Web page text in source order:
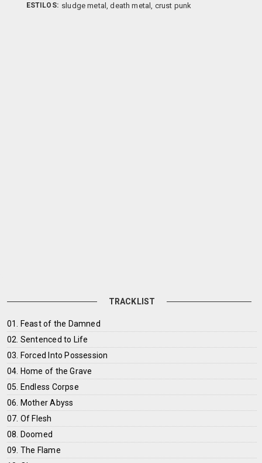
ESTILOS: sludge metal, death metal, crust punk
TRACKLIST
01. Feast of the Damned
02. Sentenced to Life
03. Forced Into Possession
04. Home of the Grave
05. Endless Corpse
06. Mother Abyss
07. Of Flesh
08. Doomed
09. The Flame